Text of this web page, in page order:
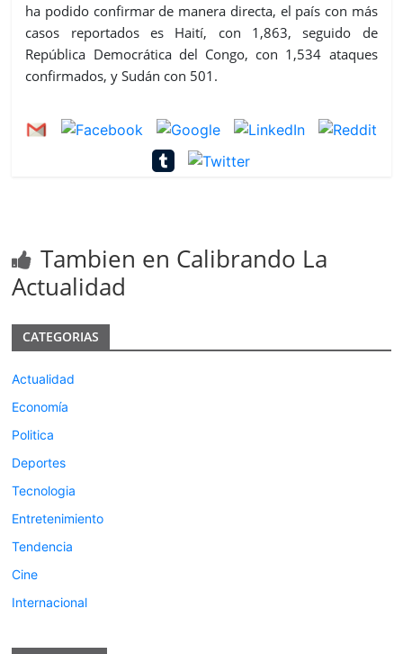
ha podido confirmar de manera directa, el país con más
casos reportados es Haití, con 1,863, seguido de
República Democrática del Congo, con 1,534 ataques
confirmados, y Sudán con 501.
Tambien en Calibrando La
Actualidad
CATEGORIAS
Actualidad
Economía
Politica
Deportes
Tecnologia
Entretenimiento
Tendencia
Cine
Internacional